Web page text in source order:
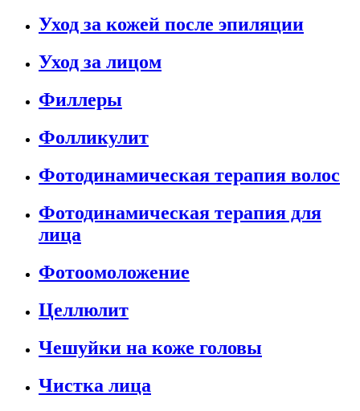
Уход за кожей после эпиляции
Уход за лицом
Филлеры
Фолликулит
Фотодинамическая терапия волос
Фотодинамическая терапия для
лица
Фотоомоложение
Целлюлит
Чешуйки на коже головы
Чистка лица